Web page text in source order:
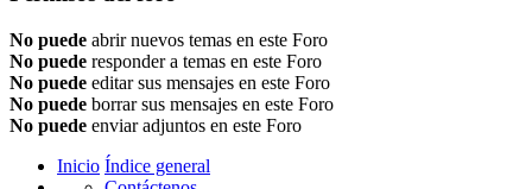
No puede abrir nuevos temas en este Foro
No puede responder a temas en este Foro
No puede editar sus mensajes en este Foro
No puede borrar sus mensajes en este Foro
No puede enviar adjuntos en este Foro
Inicio Índice general